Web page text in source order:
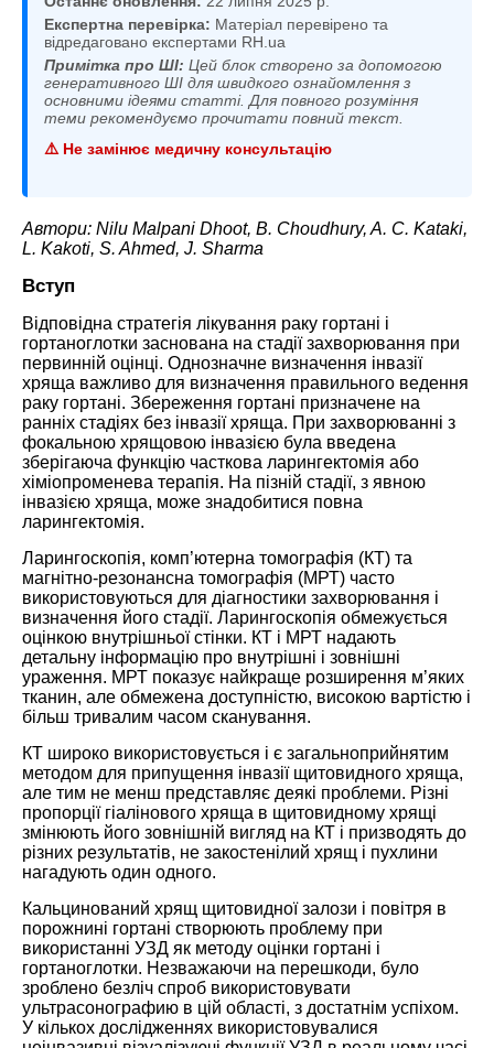
Експертна перевірка: Матеріал перевірено та
відредаговано експертами RH.ua
Примітка про ШІ: Цей блок створено за допомогою
генеративного ШІ для швидкого ознайомлення з
основними ідеями статті. Для повного розуміння
теми рекомендуємо прочитати повний текст.
⚠️ Не замінює медичну консультацію
Автори: Nilu Malpani Dhoot, B. Choudhury, A. C. Kataki,
L. Kakoti, S. Ahmed, J. Sharma
Вступ
Відповідна стратегія лікування раку гортані і
гортаноглотки заснована на стадії захворювання при
первинній оцінці. Однозначне визначення інвазії
хряща важливо для визначення правильного ведення
раку гортані. Збереження гортані призначене на
ранніх стадіях без інвазії хряща. При захворюванні з
фокальною хрящовою інвазією була введена
зберігаюча функцію часткова ларингектомія або
хіміопроменева терапія. На пізній стадії, з явною
інвазією хряща, може знадобитися повна
ларингектомія.
Ларингоскопія, комп’ютерна томографія (КТ) та
магнітно-резонансна томографія (МРТ) часто
використовуються для діагностики захворювання і
визначення його стадії. Ларингоскопія обмежується
оцінкою внутрішньої стінки. КТ і МРТ надають
детальну інформацію про внутрішні і зовнішні
ураження. МРТ показує найкраще розширення м’яких
тканин, але обмежена доступністю, високою вартістю і
більш тривалим часом сканування.
КТ широко використовується і є загальноприйнятим
методом для припущення інвазії щитовидного хряща,
але тим не менш представляє деякі проблеми. Різні
пропорції гіалінового хряща в щитовидному хрящі
змінюють його зовнішній вигляд на КТ і призводять до
різних результатів, не закостенілий хрящ і пухлини
нагадують один одного.
Кальцинований хрящ щитовидної залози і повітря в
порожнині гортані створюють проблему при
використанні УЗД як методу оцінки гортані і
гортаноглотки. Незважаючи на перешкоди, було
зроблено безліч спроб використовувати
ультрасонографию в цій області, з достатнім успіхом.
У кількох дослідженнях використовувалися